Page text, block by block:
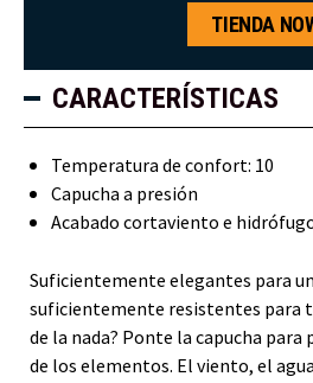
TIENDA
CARACTERÍSTICAS
Temperatura de confort: 10
Capucha a presión
Acabado cortaviento e
Suficientemente elegantes para
suficientemente resistentes para
de la nada? Ponte la capucha
de los elementos. El viento, el